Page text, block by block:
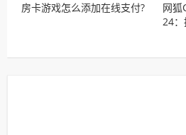
房卡游戏怎么添加在线支付?
网狐
24